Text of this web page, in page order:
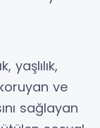
yaşlılık,
ve
sağlayan